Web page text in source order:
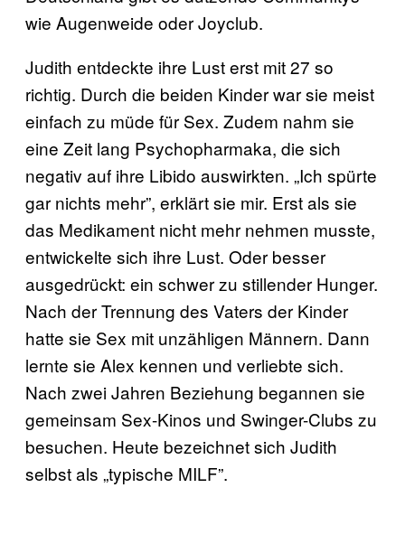
wie Augenweide oder Joyclub.
Judith entdeckte ihre Lust erst mit 27 so
richtig. Durch die beiden Kinder war sie meist
einfach zu müde für Sex. Zudem nahm sie
eine Zeit lang Psychopharmaka, die sich
negativ auf ihre Libido auswirkten. „Ich spürte
gar nichts mehr”, erklärt sie mir. Erst als sie
das Medikament nicht mehr nehmen musste,
entwickelte sich ihre Lust. Oder besser
ausgedrückt: ein schwer zu stillender Hunger.
Nach der Trennung des Vaters der Kinder
hatte sie Sex mit unzähligen Männern. Dann
lernte sie Alex kennen und verliebte sich.
Nach zwei Jahren Beziehung begannen sie
gemeinsam Sex-Kinos und Swinger-Clubs zu
besuchen. Heute bezeichnet sich Judith
selbst als „typische MILF”.